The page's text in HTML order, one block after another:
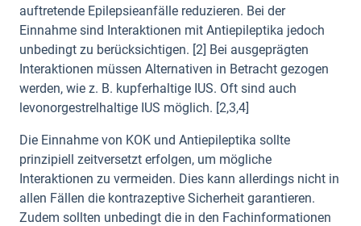
auftretende Epilepsieanfälle reduzieren. Bei der
Einnahme sind Interaktionen mit Antiepileptika jedoch
unbedingt zu berücksichtigen. [2] Bei ausgeprägten
Interaktionen müssen Alternativen in Betracht gezogen
werden, wie z. B. kupferhaltige IUS. Oft sind auch
levonorgestrelhaltige IUS möglich. [2,3,4]
Die Einnahme von KOK und Antiepileptika sollte
prinzipiell zeitversetzt erfolgen, um mögliche
Interaktionen zu vermeiden. Dies kann allerdings nicht in
allen Fällen die kontrazeptive Sicherheit garantieren.
Zudem sollten unbedingt die in den Fachinformationen